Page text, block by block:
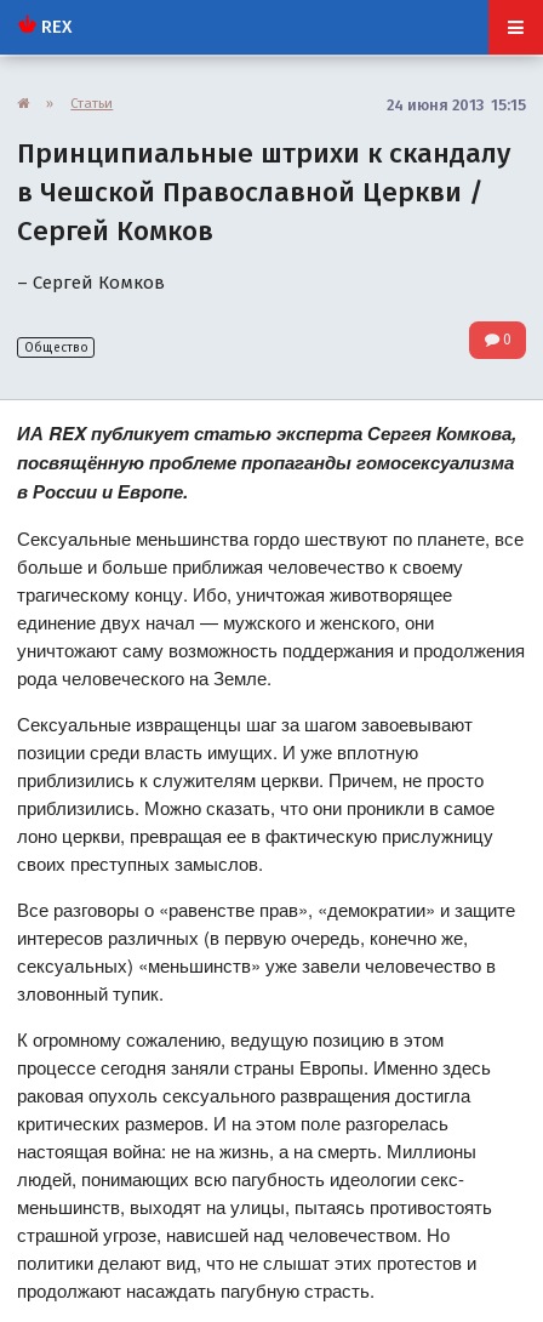
REX
» Статьи 24 июня 2013 15:15
Принципиальные штрихи к скандалу
в Чешской Православной Церкви /
Сергей Комков
– Сергей Комков
Общество 0
ИАREXпубликует статью эксперта Сергея Комкова,
посвящённую проблеме пропаганды гомосексуализма
в России и Европе.
Сексуальные меньшинства гордо шествуют по планете, все
больше и больше приближая человечество к своему
трагическому концу. Ибо, уничтожая животворящее
единение двух начал — мужского и женского, они
уничтожают саму возможность поддержания и продолжения
рода человеческого на Земле.
Сексуальные извращенцы шаг за шагом завоевывают
позиции среди власть имущих. И уже вплотную
приблизились к служителям церкви. Причем, не просто
приблизились. Можно сказать, что они проникли в самое
лоно церкви, превращая ее в фактическую прислужницу
своих преступных замыслов.
Все разговоры о «равенстве прав», «демократии» и защите
интересов различных (в первую очередь, конечно же,
сексуальных) «меньшинств» уже завели человечество в
зловонный тупик.
К огромному сожалению, ведущую позицию в этом
процессе сегодня заняли страны Европы. Именно здесь
раковая опухоль сексуального развращения достигла
критических размеров. И на этом поле разгорелась
настоящая война: не на жизнь, а на смерть. Миллионы
людей, понимающих всю пагубность идеологии секс-
меньшинств, выходят на улицы, пытаясь противостоять
страшной угрозе, нависшей над человечеством. Но
политики делают вид, что не слышат этих протестов и
продолжают насаждать пагубную страсть.